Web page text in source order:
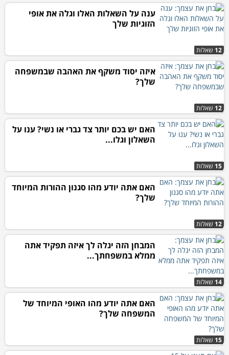
12 שאלות
ענה על השאלות האלו וגלה את אופי
הזוגיות שלך
12 שאלות
איזה יסוד משקף את האהבה שבמשפחה
שלך?
15 שאלות
האם יש בכם יותר צד גברי או נשי? ענו על
השאלון וגלו...
12 שאלות
האם אתה יודע מהו סגנון ההורות המיוחד
שלך?
14 שאלות
המבחן הזה יגלה לך איזה תפקיד אתה
ממלא במשפחתך...
15 שאלות
האם אתה יודע מהו האופי המיוחד של
המשפחה שלך?